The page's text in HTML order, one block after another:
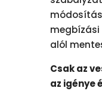
alól
Csak az
az igénye